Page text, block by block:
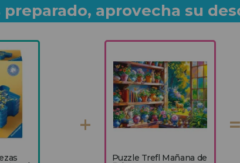
aprovecha su
Puzzle Trefl Mañana de